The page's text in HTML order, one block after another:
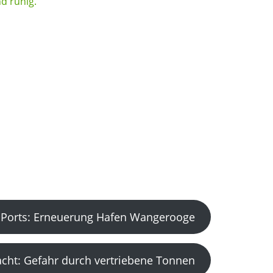
Erneuerung Hafen Wangerooge
Gefahr durch vertriebene Tonnen